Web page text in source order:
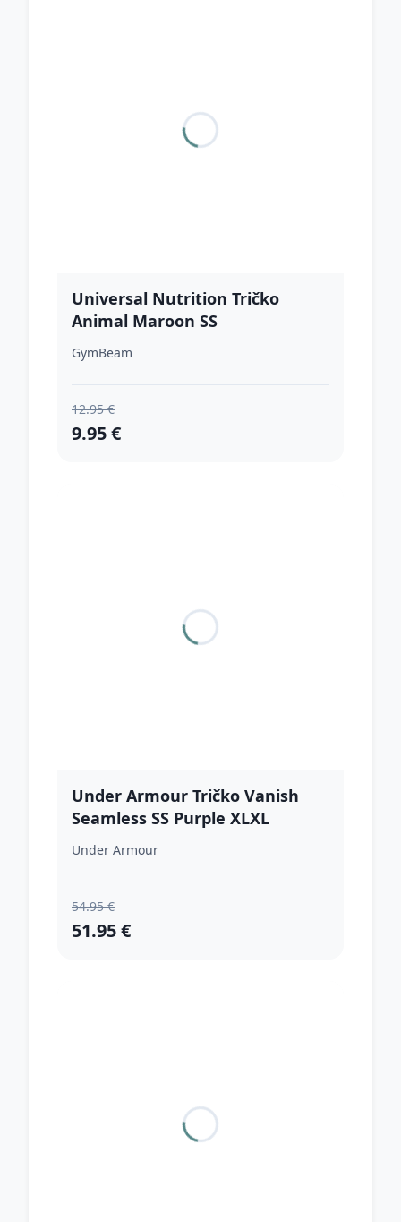
Universal Nutrition Tričko
Animal Maroon SS
GymBeam
12.95 €
9.95 €
Under Armour Tričko Vanish
Seamless SS Purple XLXL
Under Armour
54.95 €
51.95 €